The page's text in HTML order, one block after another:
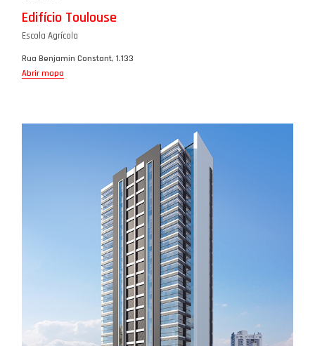
Edifício Toulouse
Escola Agrícola
Rua Benjamin Constant, 1.133
Abrir mapa